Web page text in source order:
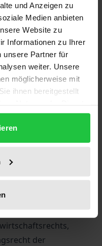
und Anzeigen zu
Medien anbieten
Website zu
Informationen zu Ihrer
unsere Partner für
weiter. Unsere
möglicherweise mit
ihnen bereitgestellt
Bundesregierung
In einem
zwei führende
Zulässigkeit und
Teil der
einen nahezu
die Umsetzung in
Regierungsentwurf
der